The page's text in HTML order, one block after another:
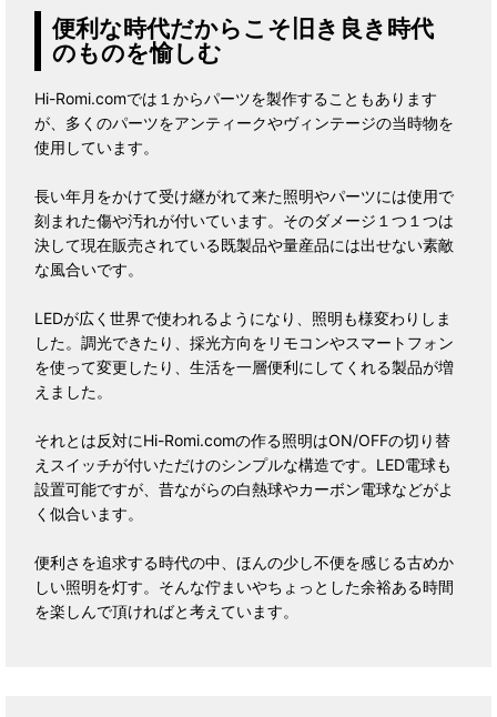
便利な時代だからこそ旧き良き時代
のものを愉しむ
Hi-Romi.comでは１からパーツを製作することもあります
が、多くのパーツをアンティークやヴィンテージの当時物を
使用しています。
長い年月をかけて受け継がれて来た照明やパーツには使用で
刻まれた傷や汚れが付いています。そのダメージ１つ１つは
決して現在販売されている既製品や量産品には出せない素敵
な風合いです。
LEDが広く世界で使われるようになり、照明も様変わりしま
した。調光できたり、採光方向をリモコンやスマートフォン
を使って変更したり、生活を一層便利にしてくれる製品が増
えました。
それとは反対にHi-Romi.comの作る照明はON/OFFの切り替
えスイッチが付いただけのシンプルな構造です。LED電球も
設置可能ですが、昔ながらの白熱球やカーボン電球などがよ
く似合います。
便利さを追求する時代の中、ほんの少し不便を感じる古めか
しい照明を灯す。そんな佇まいやちょっとした余裕ある時間
を楽しんで頂ければと考えています。